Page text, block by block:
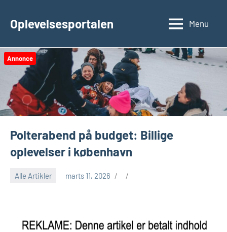
Oplevelsesportalen Menu
Annonce
Polterabend på budget: Billige
oplevelser i københavn
Alle Artikler marts 11, 2026